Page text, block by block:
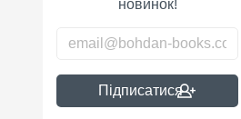
новинок!
Підписатися